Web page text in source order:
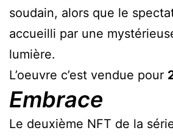
soudain, alors que le
accueilli par une
lumière.
L’oeuvre c’est vendue pour
Embrace
Le deuxième NFT de la